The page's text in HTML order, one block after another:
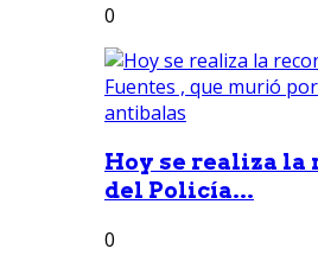
0
Hoy se realiza
del Policía...
0